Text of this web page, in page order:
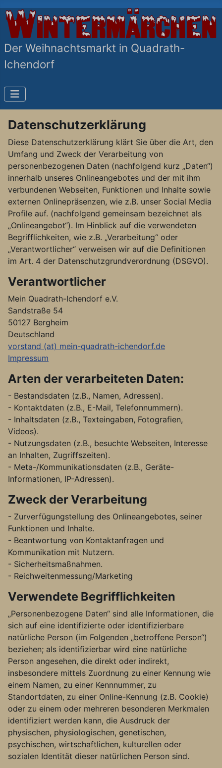
Der Weihnachtsmarkt in Quadrath-
Ichendorf
Datenschutzerklärung
Diese Datenschutzerklärung klärt Sie über die Art, den
Umfang und Zweck der Verarbeitung von
personenbezogenen Daten (nachfolgend kurz „Daten“)
innerhalb unseres Onlineangebotes und der mit ihm
verbundenen Webseiten, Funktionen und Inhalte sowie
externen Onlinepräsenzen, wie z.B. unser Social Media
Profile auf. (nachfolgend gemeinsam bezeichnet als
„Onlineangebot“). Im Hinblick auf die verwendeten
Begrifflichkeiten, wie z.B. „Verarbeitung“ oder
„Verantwortlicher“ verweisen wir auf die Definitionen
im Art. 4 der Datenschutzgrundverordnung (DSGVO).
Verantwortlicher
Mein Quadrath-Ichendorf e.V.
Sandstraße 54
50127 Bergheim
Deutschland
vorstand (at) mein-quadrath-ichendorf.de
Impressum
Arten der verarbeiteten Daten:
- Bestandsdaten (z.B., Namen, Adressen).
- Kontaktdaten (z.B., E-Mail, Telefonnummern).
- Inhaltsdaten (z.B., Texteingaben, Fotografien,
Videos).
- Nutzungsdaten (z.B., besuchte Webseiten, Interesse
an Inhalten, Zugriffszeiten).
- Meta-/Kommunikationsdaten (z.B., Geräte-
Informationen, IP-Adressen).
Zweck der Verarbeitung
- Zurverfügungstellung des Onlineangebotes, seiner
Funktionen und Inhalte.
- Beantwortung von Kontaktanfragen und
Kommunikation mit Nutzern.
- Sicherheitsmaßnahmen.
- Reichweitenmessung/Marketing
Verwendete Begrifflichkeiten
„Personenbezogene Daten“ sind alle Informationen, die
sich auf eine identifizierte oder identifizierbare
natürliche Person (im Folgenden „betroffene Person“)
beziehen; als identifizierbar wird eine natürliche
Person angesehen, die direkt oder indirekt,
insbesondere mittels Zuordnung zu einer Kennung wie
einem Namen, zu einer Kennnummer, zu
Standortdaten, zu einer Online-Kennung (z.B. Cookie)
oder zu einem oder mehreren besonderen Merkmalen
identifiziert werden kann, die Ausdruck der
physischen, physiologischen, genetischen,
psychischen, wirtschaftlichen, kulturellen oder
sozialen Identität dieser natürlichen Person sind.